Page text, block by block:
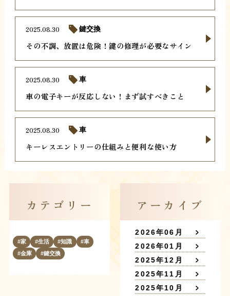
その不調、放置は危険！鍵の修理が必要なサイン
2025.08.30 鍵交換
車の電子キーが反応しない！まず試すべきこと
2025.08.30 車
キーレスエントリーの仕組みと便利な使い方
2025.08.30 車
カテゴリー
家 生活 知識
車
金庫
鍵交換
アーカイブ
2026年06月
2026年01月
2025年12月
2025年11月
2025年10月